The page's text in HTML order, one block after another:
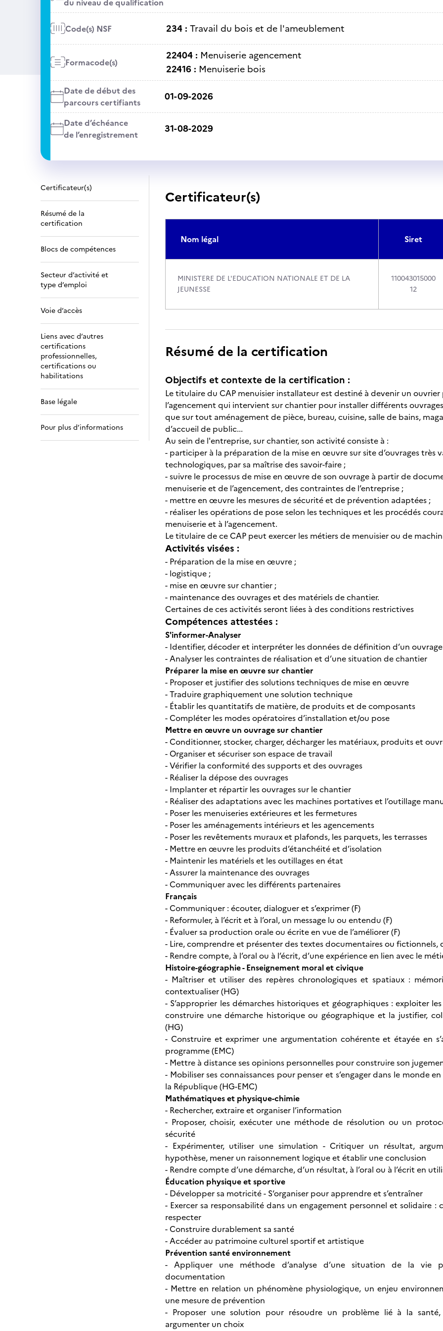
du niveau de qualification
Code(s) NSF 234 : Travail du bois et de l'ameublement
Formacode(s)
22404 : Menuiserie agencement
22416 : Menuiserie bois
Date de début des
parcours certifiants
01-09-2026
Date d’échéance
de l’enregistrement
31-08-2029
Certificateur(s)
Résumé de la
certification
Blocs de compétences
Secteur d’activité et
type d’emploi
Voie d’accès
Liens avec d’autres
certifications
professionnelles,
certifications ou
habilitations
Base légale
Pour plus d’informations
Certificateur(s)
Nom légal Siret
MINISTERE DE L'EDUCATION NATIONALE ET DE LA
JEUNESSE
110043015000
12
Résumé de la certification
Objectifs et contexte de la certification :
Le titulaire du CAP menuisier installateur est destiné à devenir un
l’agencement qui intervient sur chantier pour installer différents
que sur tout aménagement de pièce, bureau, cuisine, salle de bains,
d’accueil de public...
Au sein de l'entreprise, sur chantier, son activité consiste à :
- participer à la préparation de la mise en œuvre sur site d’ouvrages très
technologiques, par sa maîtrise des savoir-faire ;
- suivre le processus de mise en œuvre de son ouvrage à partir de
menuiserie et de l’agencement, des contraintes de l’entreprise ;
- mettre en œuvre les mesures de sécurité et de prévention adaptées ;
- réaliser les opérations de pose selon les techniques et les procédés
menuiserie et à l’agencement.
Le titulaire de ce CAP peut exercer les métiers de menuisier ou de
Activités visées :
- Préparation de la mise en œuvre ;
- logistique ;
- mise en œuvre sur chantier ;
- maintenance des ouvrages et des matériels de chantier.
Certaines de ces activités seront liées à des conditions restrictives
Compétences attestées :
S'informer-Analyser
- Identifier, décoder et interpréter les données de définition d’un
- Analyser les contraintes de réalisation et d’une situation de chantier
Préparer la mise en œuvre sur chantier
- Proposer et justifier des solutions techniques de mise en œuvre
- Traduire graphiquement une solution technique
- Établir les quantitatifs de matière, de produits et de composants
- Compléter les modes opératoires d’installation et/ou pose
Mettre en œuvre un ouvrage sur chantier
- Conditionner, stocker, charger, décharger les matériaux, produits et
- Organiser et sécuriser son espace de travail
- Vérifier la conformité des supports et des ouvrages
- Réaliser la dépose des ouvrages
- Implanter et répartir les ouvrages sur le chantier
- Réaliser des adaptations avec les machines portatives et l’outillage
- Poser les menuiseries extérieures et les fermetures
- Poser les aménagements intérieurs et les agencements
- Poser les revêtements muraux et plafonds, les parquets, les terrasses
- Mettre en œuvre les produits d’étanchéité et d’isolation
- Maintenir les matériels et les outillages en état
- Assurer la maintenance des ouvrages
- Communiquer avec les différents partenaires
Français
- Communiquer : écouter, dialoguer et s’exprimer (F)
- Reformuler, à l’écrit et à l’oral, un message lu ou entendu (F)
- Évaluer sa production orale ou écrite en vue de l’améliorer (F)
- Lire, comprendre et présenter des textes documentaires ou
- Rendre compte, à l’oral ou à l’écrit, d’une expérience en lien avec le
Histoire-géographie - Enseignement moral et civique
- Maîtriser et utiliser des repères chronologiques et spatiaux :
contextualiser (HG)
- S’approprier les démarches historiques et géographiques : exploiter
construire une démarche historique ou géographique et la justifier,
(HG)
- Construire et exprimer une argumentation cohérente et étayée en
programme (EMC)
- Mettre à distance ses opinions personnelles pour construire son
- Mobiliser ses connaissances pour penser et s’engager dans le monde
la République (HG-EMC)
Mathématiques et physique-chimie
- Rechercher, extraire et organiser l’information
- Proposer, choisir, exécuter une méthode de résolution ou un
sécurité
- Expérimenter, utiliser une simulation - Critiquer un résultat,
hypothèse, mener un raisonnement logique et établir une conclusion
- Rendre compte d’une démarche, d’un résultat, à l’oral ou à l’écrit en
Éducation physique et sportive
- Développer sa motricité - S‘organiser pour apprendre et s’entraîner
- Exercer sa responsabilité dans un engagement personnel et solidaire
respecter
- Construire durablement sa santé
- Accéder au patrimoine culturel sportif et artistique
Prévention santé environnement
- Appliquer une méthode d’analyse d’une situation de la vie
documentation
- Mettre en relation un phénomène physiologique, un enjeu
une mesure de prévention
- Proposer une solution pour résoudre un problème lié à la
argumenter un choix